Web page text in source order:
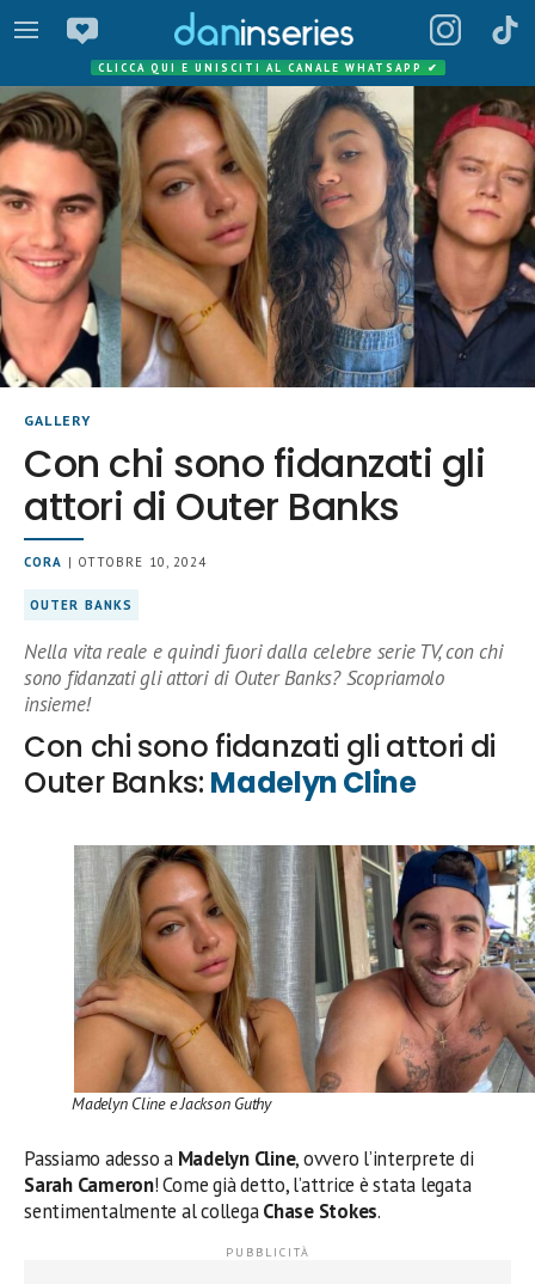
CLICCA QUI E UNISCITI AL CANALE WHATSAPP ✔
GALLERY
Con chi sono fidanzati gli
attori di Outer Banks
CORA | OTTOBRE 10, 2024
OUTER BANKS
Nella vita reale e quindi fuori dalla celebre serie TV, con chi
sono fidanzati gli attori di Outer Banks? Scopriamolo
insieme!
Con chi sono fidanzati gli attori di
Outer Banks: Madelyn Cline
Madelyn Cline e Jackson Guthy
Passiamo adesso a Madelyn Cline, ovvero l’interprete di
Sarah Cameron! Come già detto, l’attrice è stata legata
sentimentalmente al collegaChase Stokes.